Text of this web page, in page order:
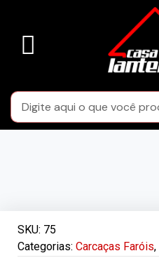
SKU: 75
Categorias: Carcaças Faróis,